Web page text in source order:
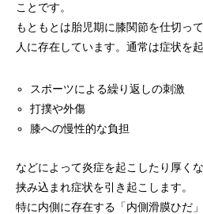
ことです。
もともとは胎児期に膝関節を仕切っ
人に存在しています。通常は症状を
スポーツによる繰り返しの刺激
打撲や外傷
膝への慢性的な負担
などによって炎症を起こしたり厚く
挟み込まれ症状を引き起こします。
特に内側に存在する「内側滑膜ひだ